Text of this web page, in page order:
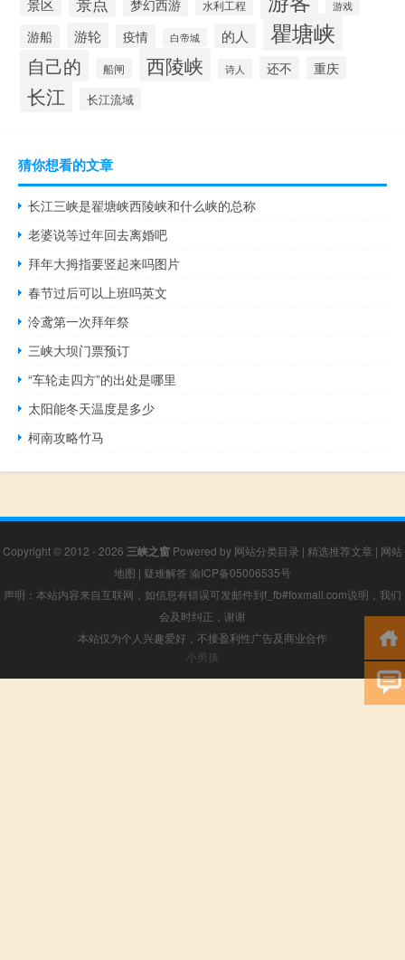
景区
梦幻西游 水利工程 游戏
游船 游轮 疫情 白帝城 的人 瞿塘峡
自己的 船闸 西陵峡 诗人 还不 重庆
长江 长江流域
猜你想看的文章
长江三峡是翟塘峡西陵峡和什么峡的总称
老婆说等过年回去离婚吧
拜年大拇指要竖起来吗图片
春节过后可以上班吗英文
泠鸢第一次拜年祭
三峡大坝门票预订
“车轮走四方”的出处是哪里
太阳能冬天温度是多少
柯南攻略竹马
Copyright © 2012 - 2026 三峡之窗 Powered by 网站分类目录 | 精选推荐文章 | 网站
地图 | 疑难解答 渝ICP备05006535号
声明：本站内容来自互联网，如信息有错误可发邮件到f_fb#foxmail.com说明，我们
会及时纠正，谢谢
本站仅为个人兴趣爱好，不接盈利性广告及商业合作
小男孩